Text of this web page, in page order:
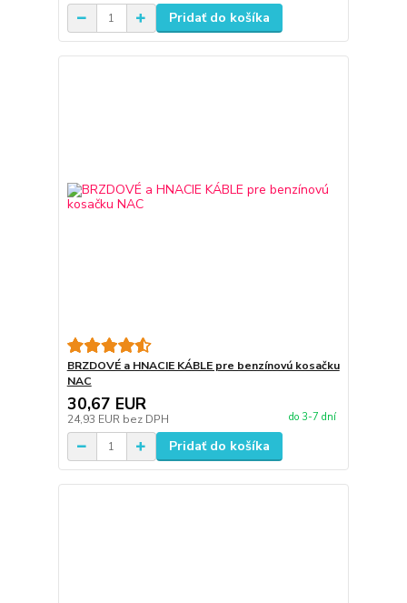
Pridať do košíka
BRZDOVÉ a HNACIE KÁBLE pre benzínovú kosačku
NAC
30,67 EUR
24,93 EUR bez DPH do 3-7 dní
Pridať do košíka